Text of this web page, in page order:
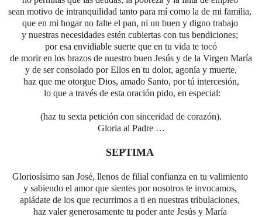
sean motivo de intranquilidad tanto para mí como la de mi familia,
que en mi hogar no falte el pan, ni un buen y digno trabajo
y nuestras necesidades estén cubiertas con tus bendiciones;
por esa envidiable suerte que en tu vida te tocó
de morir en los brazos de nuestro buen Jesús y de la Virgen María
y de ser consolado por Ellos en tu dolor, agonía y muerte,
haz que me otorgue Dios, amado Santo, por tú intercesión,
lo que a través de esta oración pido, en especial:
(haz tu sexta petición con sinceridad de corazón).
Gloria al Padre …
SEPTIMA
Gloriosísimo san José, llenos de filial confianza en tu valimiento
y sabiendo el amor que sientes por nosotros te invocamos,
apiádate de los que recurrimos a ti en nuestras tribulaciones,
haz valer generosamente tu poder ante Jesús y María